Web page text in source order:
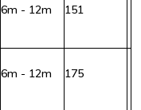
6m - 12m 151
6m - 12m 175